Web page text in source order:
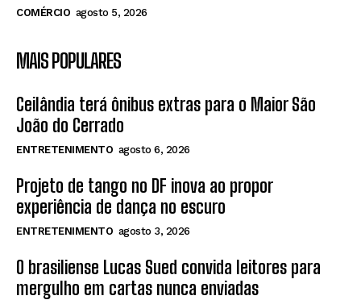
COMÉRCIO agosto 5, 2026
MAIS POPULARES
Ceilândia terá ônibus extras para o Maior São
João do Cerrado
ENTRETENIMENTO agosto 6, 2026
Projeto de tango no DF inova ao propor
experiência de dança no escuro
ENTRETENIMENTO agosto 3, 2026
O brasiliense Lucas Sued convida leitores para
mergulho em cartas nunca enviadas